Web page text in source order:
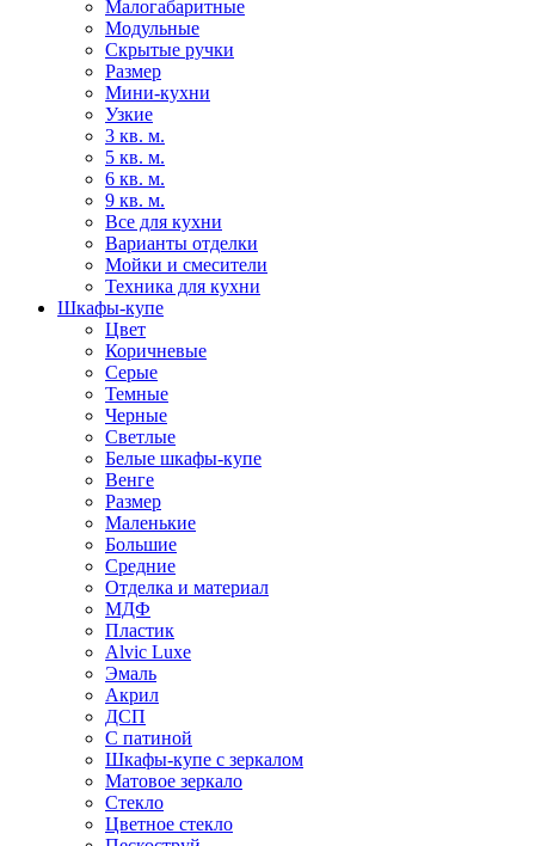
Малогабаритные
Модульные
Скрытые ручки
Размер
Мини-кухни
Узкие
3 кв. м.
5 кв. м.
6 кв. м.
9 кв. м.
Все для кухни
Варианты отделки
Мойки и смесители
Техника для кухни
Шкафы-купе
Цвет
Коричневые
Серые
Темные
Черные
Светлые
Белые шкафы-купе
Венге
Размер
Маленькие
Большие
Средние
Отделка и материал
МДФ
Пластик
Alvic Luxe
Эмаль
Акрил
ДСП
С патиной
Шкафы-купе с зеркалом
Матовое зеркало
Стекло
Цветное стекло